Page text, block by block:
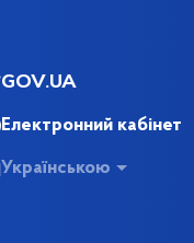
GOV.UA
Електронний кабінет
Українською